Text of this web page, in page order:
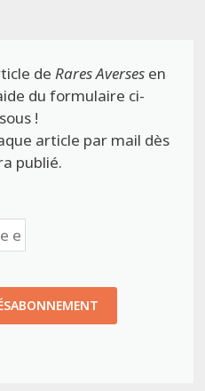
de Rares Aversesen
du formulaire ci-
!
article par mail dès
publié.